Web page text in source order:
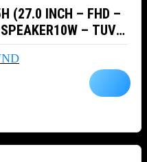
(27.0 INCH – FHD –
– TUV
Giá